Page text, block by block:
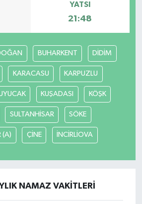
YATSI
21:48
BUHARKENT DİDİM
KARACASU KARPUZLU
KUŞADASI KÖŞK
SULTANHİSAR SÖKE
(A) ÇİNE İNCİRLİOVA
NAMAZ VAKITLERI